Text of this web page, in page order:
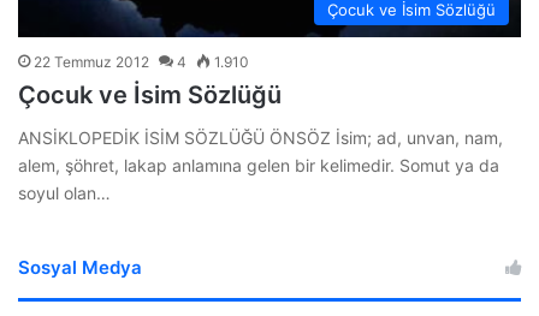
Çocuk ve İsim Sözlüğü
22 Temmuz 2012 4 1.910
Çocuk ve İsim Sözlüğü
ANSİKLOPEDİK İSİM SÖZLÜĞÜ ÖNSÖZ İsim; ad, unvan, nam,
alem, şöhret, lakap anlamına gelen bir kelimedir. Somut ya da
soyul olan…
Sosyal Medya